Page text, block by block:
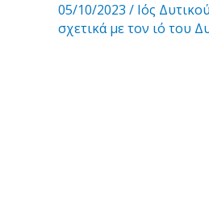
05/10/2023 / Ιός
σχετικά με τον ιό του